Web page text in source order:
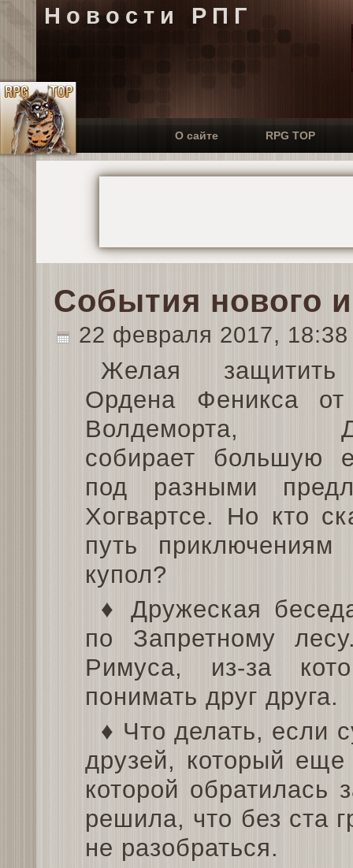
Новости РПГ
О сайте RPG TOP
События нового
22 февраля 2017,
Желая защитить
Ордена Феникса от
Волдеморта,
собирает большую
под разными
Хогвартсе. Но кто
путь
купол?
♦ Дружеская
по Запретному
Римуса, из-за
понимать друг друга.
♦ Что делать, если
друзей, который
которой
решила, что без ста
не разобраться.